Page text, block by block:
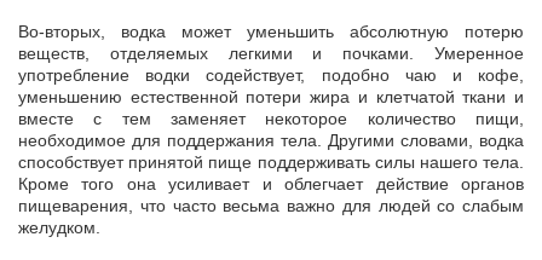
Во-вторых, водка может уменьшить абсолютную потерю
веществ, отделяемых легкими и почками. Умеренное
употребление водки содействует, подобно чаю и кофе,
уменьшению естественной потери жира и клетчатой ткани и
вместе с тем заменяет некоторое количество пищи,
необходимое для поддержания тела. Другими словами, водка
способствует принятой пище поддерживать силы нашего тела.
Кроме того она усиливает и облегчает действие органов
пищеварения, что часто весьма важно для людей со слабым
желудком.